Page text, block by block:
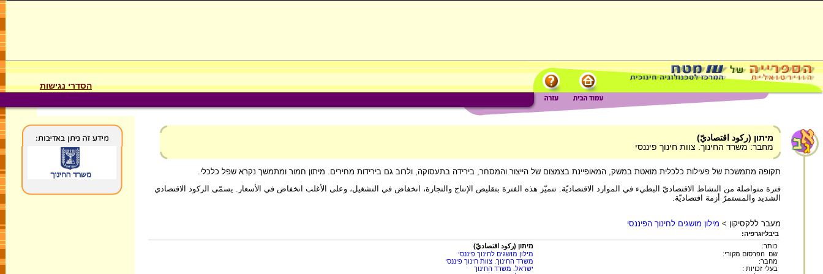
הסדרי נגישות
מיתון (ركود اقتصاديّ)
מחבר: משרד החינוך. צוות חינוך פיננסי
תקופה מתמשכת של פעילות כלכלית מואטת במשק, המאופיינת בצמצום של הייצור והמסחר, בירידה בתעסוקה, ולרוב גם בירידות מחירים. מיתון חמור ומתמשך נקרא שפל כלכלי.
فترة متواصلة من النشاط الاقتصاديّ البطيء في الموارد الاقتصاديّة. تتميّز هذه الفترة بتقليص الإنتاج والتجارة، انخفاض في التشغيل، وعلى الأغلب انخفاض في الأسعار. يسمّى الركود الاقتصادي
الشديد والمستمرّ أزمة اقتصاديّة.
מעבר ללקסיקון > מילון מושגים לחינוך הפיננסי
ביבליוגרפיה:
כותר:
מיתון (ركود اقتصاديّ)
שם הפרסום מקורי:
מילון מושגים לחינוך פיננסי
מחבר:
משרד החינוך. צוות חינוך פיננסי
בעלי זכויות :
ישראל. משרד החינוך